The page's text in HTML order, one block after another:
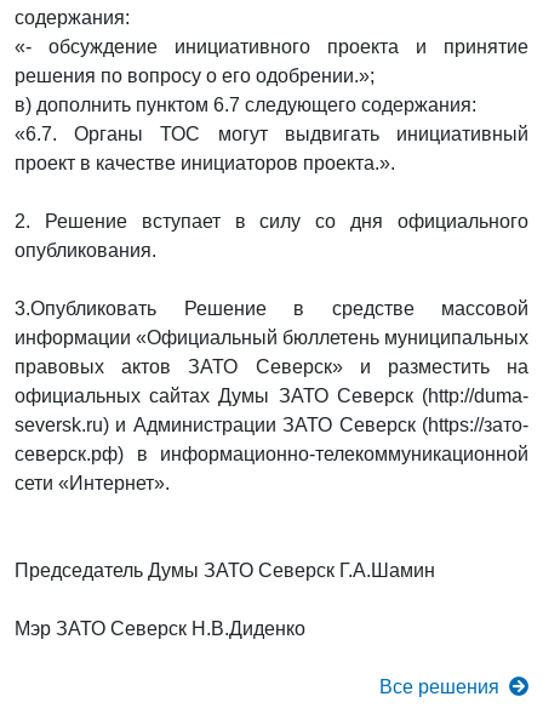
содержания:
«- обсуждение инициативного проекта и принятие
решения по вопросу о его одобрении.»;
в) дополнить пунктом 6.7 следующего содержания:
«6.7. Органы ТОС могут выдвигать инициативный
проект в качестве инициаторов проекта.».
2. Решение вступает в силу со дня официального
опубликования.
3.Опубликовать Решение в средстве массовой
информации «Официальный бюллетень муниципальных
правовых актов ЗАТО Северск» и разместить на
официальных сайтах Думы ЗАТО Северск (http://duma-
seversk.ru) и Администрации ЗАТО Северск (https://зато-
северск.рф) в информационно-телекоммуникационной
сети «Интернет».
Председатель Думы ЗАТО Северск Г.А.Шамин
Мэр ЗАТО Северск Н.В.Диденко
Все решения